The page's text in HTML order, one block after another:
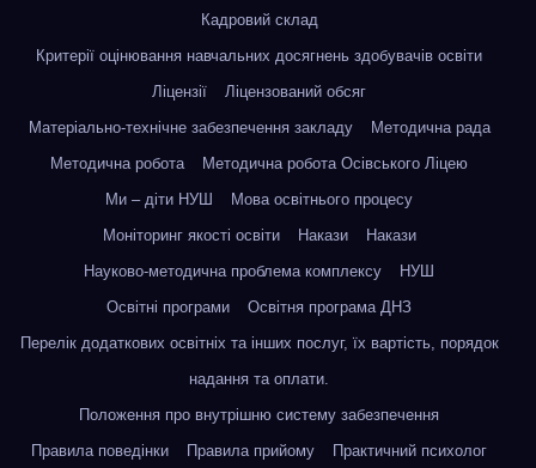
Кадровий склад
Критерії оцінювання навчальних досягнень здобувачів освіти
Ліцензії
Ліцензований обсяг
Матеріально-технічне забезпечення закладу
Методична рада
Методична робота
Методична робота Осівського Ліцею
Ми – діти НУШ
Мова освітнього процесу
Моніторинг якості освіти
Накази
Накази
Науково-методична проблема комплексу
НУШ
Освітні програми
Освітня програма ДНЗ
Перелік додаткових освітніх та інших послуг, їх вартість, порядок
надання та оплати.
Положення про внутрішню систему забезпечення
Правила поведінки
Правила прийому Практичний психолог